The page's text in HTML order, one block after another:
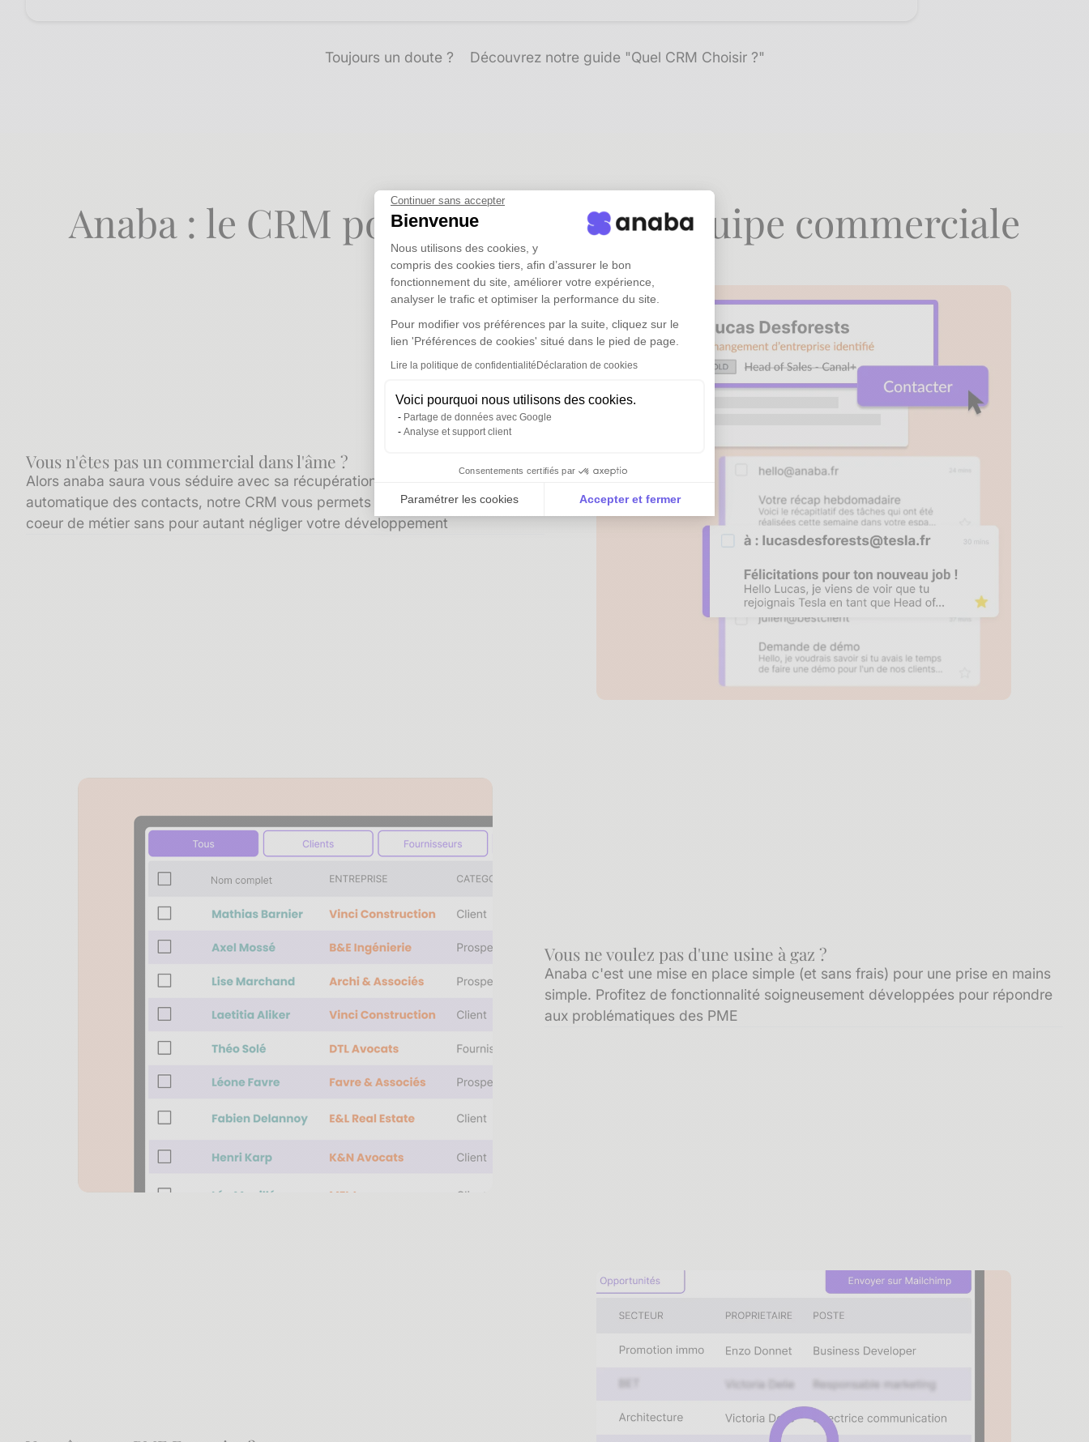
Continuer sans accepter
Bienvenue
Nous utilisons des cookies, y
compris des cookies tiers, afin d’assurer le bon
fonctionnement du site, améliorer votre expérience,
analyser le trafic et optimiser la performance du site.
Pour modifier vos préférences par la suite, cliquez sur le
lien 'Préférences de cookies' situé dans le pied de page.
Lire la politique de confidentialité Déclaration de cookies
Voici pourquoi nous utilisons des cookies.
Partage de données avec Google
Analyse et support client
Consentements certifiés par
Paramétrer les cookies Accepter et fermer
Axeptio consent
Plateforme de Gestion du Consentement : Personnalisez vos Options
Toujours un doute ? Découvrez notre guide "Quel CRM Choisir ?"
Anaba : le CRM pour les PME sans équipe commerciale
Vous n'êtes pas un commercial dans l'âme ?
Alors anaba saura vous séduire avec sa récupération et mise à jour
automatique des contacts, notre CRM vous permets de rester focus sur votre
coeur de métier sans pour autant négliger votre développement
Vous ne voulez pas d'une usine à gaz ?
Anaba c'est une mise en place simple (et sans frais) pour une prise en mains
simple. Profitez de fonctionnalité soigneusement développées pour répondre
aux problématiques des PME